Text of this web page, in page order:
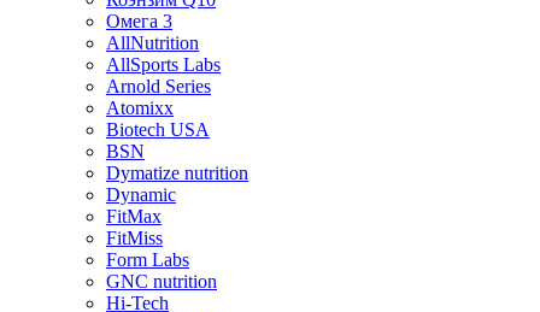
Омега 3
AllNutrition
AllSports Labs
Arnold Series
Atomixx
Biotech USA
BSN
Dymatize nutrition
Dynamic
FitMax
FitMiss
Form Labs
GNC nutrition
Hi-Tech